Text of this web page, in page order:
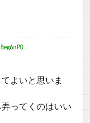
よいと思いま
ってくのはいい